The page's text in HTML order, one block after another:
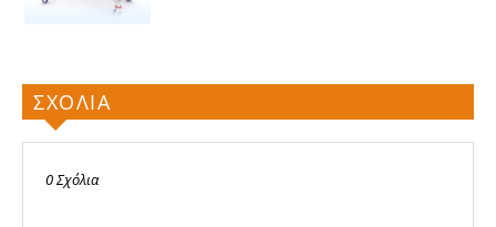
ΣΧΟΛΙΑ
0 Σχόλια